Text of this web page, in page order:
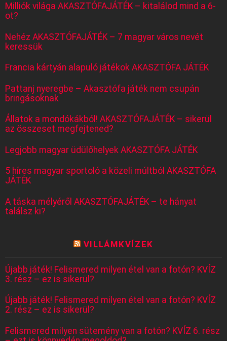
Milliók világa AKASZTÓFAJÁTÉK – kitalálod mind a 6-
ot?
Nehéz AKASZTÓFAJÁTÉK – 7 magyar város nevét
keressük
Francia kártyán alapuló játékok AKASZTÓFA JÁTÉK
Pattanj nyeregbe – Akasztófa játék nem csupán
bringásoknak
Állatok a mondókákból! AKASZTÓFAJÁTÉK – sikerül
az összeset megfejtened?
Legjobb magyar üdülőhelyek AKASZTÓFA JÁTÉK
5 híres magyar sportoló a közeli múltból AKASZTÓFA
JÁTÉK
A táska mélyéről AKASZTÓFAJÁTÉK – te hányat
találsz ki?
VILLÁMKVÍZEK
Újabb játék! Felismered milyen étel van a fotón? KVÍZ
3. rész – ez is sikerül?
Újabb játék! Felismered milyen étel van a fotón? KVÍZ
2. rész – ez is sikerül?
Felismered milyen sütemény van a fotón? KVÍZ 6. rész